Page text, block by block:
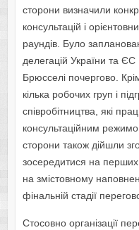
сторони визначили
консультацій і
раундів. Було
делегацій України та ЄС
Брюсселі почергово.
кілька робочих груп і
співробітництва, які
консультаційним
сторони також дійшли
зосередитися на
на змістовному
фінальній стадії
Стосовно організації